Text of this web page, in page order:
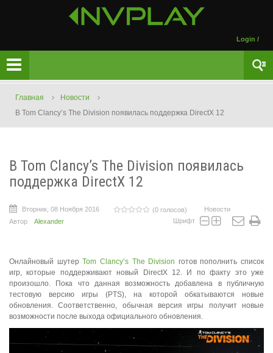
Login /
Главная
Новости
В Tom Clancy’s The Division появилась поддержка DirectX 12
В Tom Clancy’s The Division появилась
поддержка DirectX 12
Вторник, 08 Ноября 2016 (0 голосов)
Новости
Автор
Alexander Шрифт
Онлайновый шутерTom Clancy’s The Division готов пополнить список
игр, которые поддерживают новый DirectX 12. И по факту это уже
произошло. Пока что данная возможность добавлена в публичную
тестовую версию игры (PTS), на которой обкатываются новые
обновления. Соответственно, обычная версия игры получит новые
возможности после выхода официального обновления.